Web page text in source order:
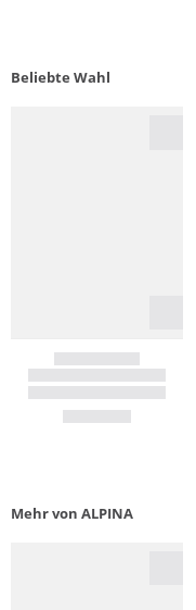
Beliebte Wahl
Mehr von ALPINA